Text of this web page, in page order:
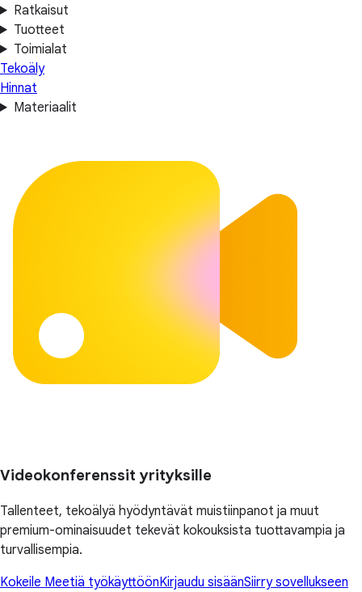
Ratkaisut
Tuotteet
Toimialat
Tekoäly
Hinnat
Materiaalit
Videokonferenssit yrityksille
Tallenteet, tekoälyä hyödyntävät muistiinpanot ja muut
premium-ominaisuudet tekevät kokouksista tuottavampia ja
turvallisempia.
Kokeile Meetiä työkäyttöönKirjaudu sisäänSiirry sovellukseen